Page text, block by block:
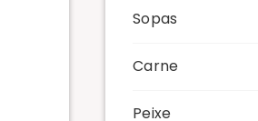
Sopas
Carne
Peixe